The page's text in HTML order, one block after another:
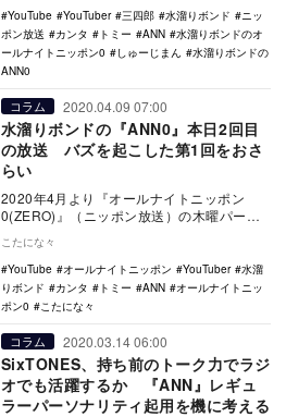
YouTube
YouTuber 三四郎 水溜りボンド
ニッ
ポン放送
カンタ トミー ANN
水溜りボンドのオ
ールナイトニッポン0
しゅーじまん
水溜りボンドの
ANN0
コラム 2020.04.09 07:00
水溜りボンドの『ANN0』本日2回目
の放送 バズを起こした第1回をおさ
らい
2020年4月より『オールナイトニッポン
0(ZERO)』（ニッポン放送）の木曜パーソ
こたにな々
YouTube
オールナイトニッポン YouTuber
水溜
りボンド
カンタ トミー ANN
オールナイトニッ
ポン0
こたにな々
コラム 2020.03.14 06:00
SixTONES、持ち前のトーク力でラジ
オでも活躍するか 『ANN』レギュ
ラーパーソナリティ起用を機に考える